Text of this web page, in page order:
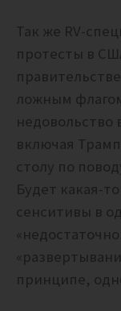
Так же RV-
протесты в
ложным
недовольство
включая
столу по
Будет какая-
сенситивы в
принципе,